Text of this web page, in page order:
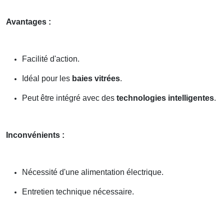
Avantages :
Facilité d'action.
Idéal pour les baies vitrées.
Peut être intégré avec des technologies intelligentes.
Inconvénients :
Nécessité d'une alimentation électrique.
Entretien technique nécessaire.